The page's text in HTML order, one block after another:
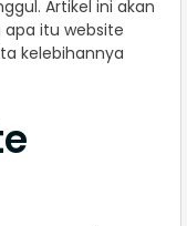
Artikel ini akan
itu website
kelebihannya